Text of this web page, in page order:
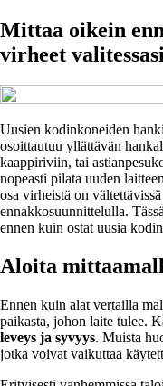
Mittaa oikein
virheet
Uusien kodinkoneiden
osoittautuu yllättävän
kaappiriviin, tai
nopeasti pilata uuden
osa virheistä on
ennakkosuunnittelulla.
ennen kuin ostat uusia
Aloita
Ennen kuin alat vertailla
paikasta, johon laite tulee.
leveys ja syvyys. Muista
jotka voivat vaikuttaa